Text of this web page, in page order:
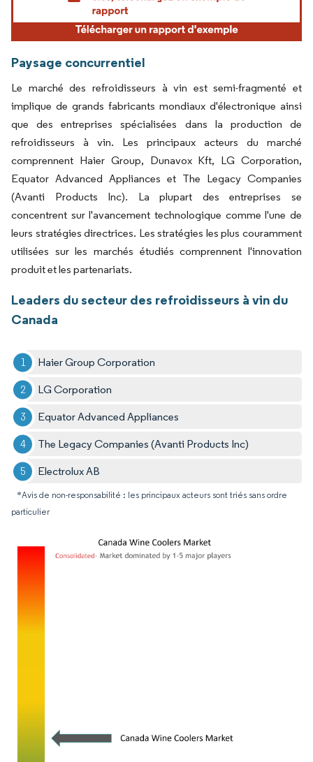
Paysage concurrentiel
Le marché des refroidisseurs à vin est semi-fragmenté et
implique de grands fabricants mondiaux d'électronique ainsi
que des entreprises spécialisées dans la production de
refroidisseurs à vin. Les principaux acteurs du marché
comprennent Haier Group, Dunavox Kft, LG Corporation,
Equator Advanced Appliances et The Legacy Companies
(Avanti Products Inc). La plupart des entreprises se
concentrent sur l'avancement technologique comme l'une de
leurs stratégies directrices. Les stratégies les plus couramment
utilisées sur les marchés étudiés comprennent l'innovation
produit et les partenariats.
Leaders du secteur des refroidisseurs à vin du
Canada
Haier Group Corporation
LG Corporation
Equator Advanced Appliances
The Legacy Companies (Avanti Products Inc)
Electrolux AB
*Avis de non-responsabilité : les principaux acteurs sont triés sans ordre
particulier